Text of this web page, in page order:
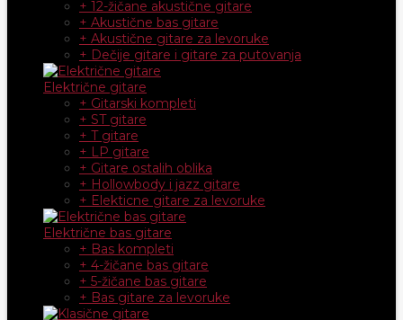
+ 12-žičane akustične gitare
+ Akustične bas gitare
+ Akustične gitare za levoruke
+ Dečije gitare i gitare za putovanja
Električne gitare
+ Gitarski kompleti
+ ST gitare
+ T gitare
+ LP gitare
+ Gitare ostalih oblika
+ Hollowbody i jazz gitare
+ Elekticne gitare za levoruke
Električne bas gitare
+ Bas kompleti
+ 4-žičane bas gitare
+ 5-žičane bas gitare
+ Bas gitare za levoruke